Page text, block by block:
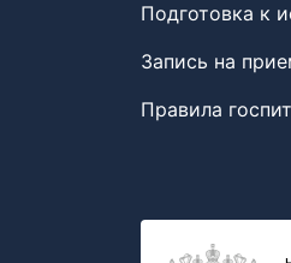
Подготовка к
Запись на
Правила